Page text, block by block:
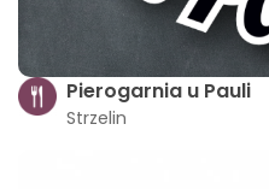
Pierogarnia u Pauli
Strzelin